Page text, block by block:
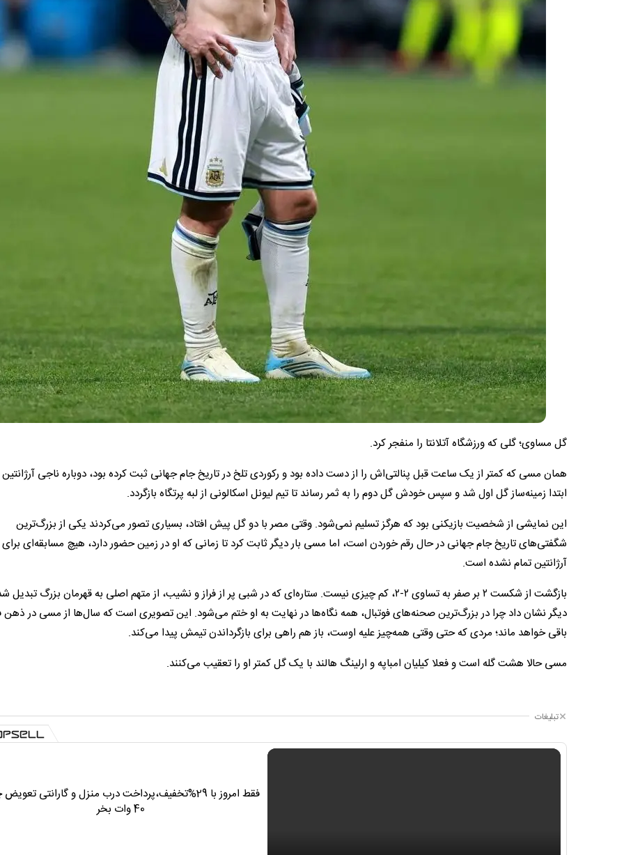
گل مساوی؛ گلی که ورزشگاه آتلانتا را منفجر کرد.
همان مسی که کمتر از یک ساعت قبل پنالتی‌اش را از دست داده بود و رکوردی تلخ در تاریخ جام جهانی ثبت کرده بود، دوباره ناجی
ابتدا زمینه‌ساز گل اول شد و سپس خودش گل دوم را به ثمر رساند تا تیم لیونل اسکالونی از لبه پرتگاه بازگردد.
این نمایشی از شخصیت بازیکنی بود که هرگز تسلیم نمی‌شود. وقتی مصر با دو گل پیش افتاد، بسیاری تصور می‌کردند یکی از بزرگ‌ترین
شگفتی‌های تاریخ جام جهانی در حال رقم خوردن است، اما مسی بار دیگر ثابت کرد تا زمانی که او در زمین حضور دارد، هیچ مسابقه‌ای برای
آرژانتین تمام نشده است.
بازگشت از شکست ۲ بر صفر به تساوی ۲-۲، کم چیزی نیست. ستاره‌ای که در شبی پر از فراز و نشیب، از متهم اصلی به قهرمان بزرگ تبدیل
دیگر نشان داد چرا در بزرگ‌ترین صحنه‌های فوتبال، همه نگاه‌ها در نهایت به او ختم می‌شود. این تصویری است که سال‌ها از مسی در ذهن
باقی خواهد ماند؛ مردی که حتی وقتی همه‌چیز علیه اوست، باز هم راهی برای بازگرداندن تیمش پیدا می‌کند.
مسی حالا هشت گله است و فعلا کیلیان امباپه و ارلینگ هالند با یک گل کمتر او را تعقیب می‌کنند.
تبلیغات
فقط امروز با 29%تخفیف،پرداخت درب منزل و گارانتی
40 وات بخر